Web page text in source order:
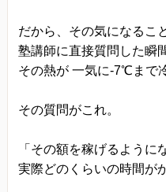
で、合理的な範囲です
きます。
について
っていないと思われ
通じて当方にまずご連
だから、その気になるこ
塾講師に直接質問した瞬
その熱が 一気に-7℃まで
その質問がこれ。
「その額を稼げるように
実際どのくらいの時間が